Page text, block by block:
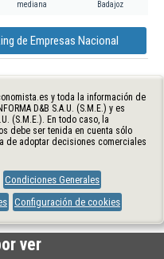
mediana Badajoz
de Empresas Nacional
y toda la información de
D&B S.A.U. (S.M.E.) y es
(S.M.E.). En todo caso, la
debe ser tenida en cuenta sólo
de adoptar decisiones comerciales
Condiciones Generales
Configuración de cookies
ver